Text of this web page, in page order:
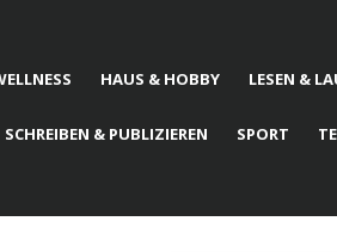
HAUS & HOBBY LESEN &
SCHREIBEN & PUBLIZIEREN SPORT